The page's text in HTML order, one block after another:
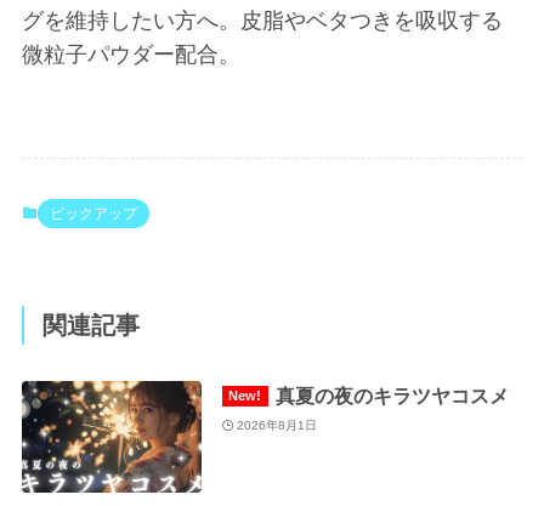
グを維持したい方へ。皮脂やベタつきを吸収する
微粒子パウダー配合。
ピックアップ
関連記事
真夏の夜のキラツヤコスメ
2026年8月1日